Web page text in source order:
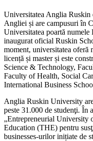
Universitatea Anglia Ruskin
Angliei și are campusuri în
Universitatea poartă
inaugurat oficial Ruskin
moment, universitatea oferă
licență și master și este
Science & Technology,
Faculty of Health, Social
International Business
Anglia Ruskin University
peste 31.000 de studenţi. În
„Entrepreneurial University
Education (THE) pentru
businesses-urilor inițiate de